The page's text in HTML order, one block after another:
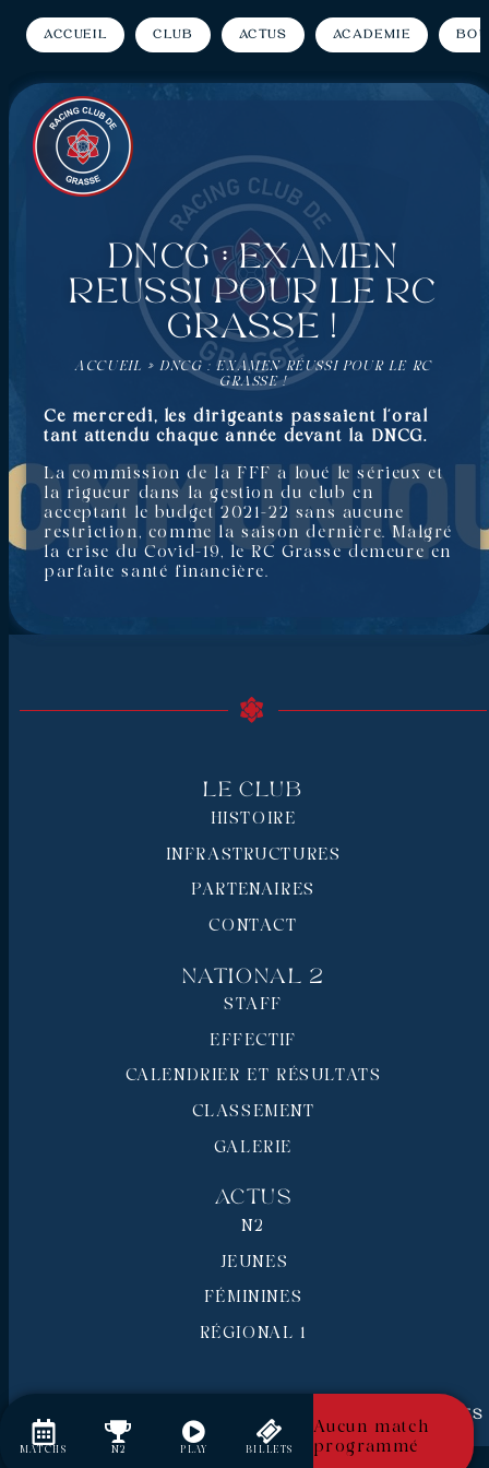
Accueil Club Actus Académie
MATCHS N2 PLAY BILLETS
Aucun match
programmé
DNCG : examen
réussi pour le RC
Grasse !
ACCUEIL »DNCG : EXAMEN RÉUSSI POUR LE RC
GRASSE !
Ce mercredi, les dirigeants passaient l’oral
tant attendu chaque année devant la DNCG.
La commission de la FFF a loué le sérieux et
la rigueur dans la gestion du club en
acceptant le budget 2021-22 sans aucune
restriction, comme la saison dernière. Malgré
la crise du Covid-19, le RC Grasse demeure en
parfaite santé financière.
Le Club
HISTOIRE
INFRASTRUCTURES
PARTENAIRES
CONTACT
National 2
STAFF
EFFECTIF
CALENDRIER ET RÉSULTATS
CLASSEMENT
GALERIE
Actus
N2
JEUNES
FÉMININES
RÉGIONAL 1
RC Pays de Grasse © 2026 - Tous droits réservés
Mentions légales